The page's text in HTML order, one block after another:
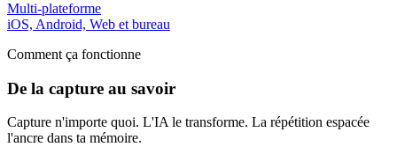
Multi-plateforme
iOS, Android, Web et bureau
Comment ça fonctionne
De la capture au savoir
Capture n'importe quoi. L'IA le transforme. La répétition espacée
l'ancre dans ta mémoire.